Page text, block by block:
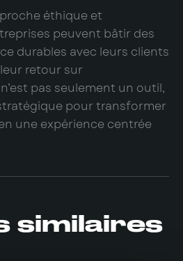
éthique et
peuvent bâtir des
durables avec leurs clients
retour sur
pas seulement un outil,
pour transformer
une expérience centrée
similaires